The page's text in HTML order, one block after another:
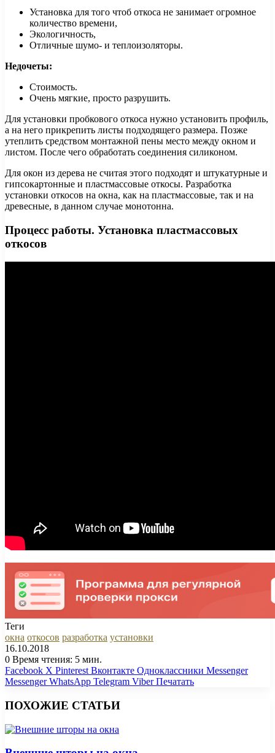
Установка для того чтоб откоса не занимает огромное
количество времени,
Экологичность,
Отличные шумо- и теплоизоляторы.
Недочеты:
Стоимость.
Очень мягкие, просто разрушить.
Для установки пробкового откоса нужно установить профиль,
а на него прикрепить листы подходящего размера. Позже
утеплить средством монтажной пены место между окном и
листом. После чего обработать соединения силиконом.
Для окон из дерева не считая этого подходят и штукатурные и
гипсокартонные и пластмассовые откосы. Разработка
установки откосов на окна, как на пластмассовые, так и на
древесные, в данном случае монотонна.
Процесс работы. Установка пластмассовых
откосов
Теги
окна откосов разработка установки
16.10.2018
0 Время чтения: 5 мин.
Facebook X Pinterest Вконтакте Одноклассники Messenger
Messenger WhatsApp Telegram Viber Печатать
ПОХОЖИЕ СТАТЬИ